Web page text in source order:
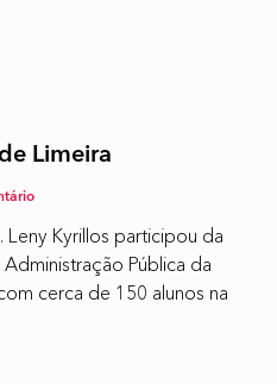
Limeira
Kyrillos participou da
Pública da
cerca de 150 alunos na